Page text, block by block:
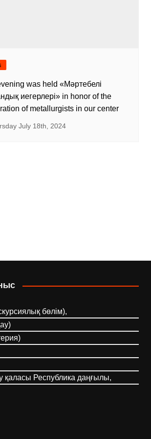
was held «Мәртебелі
иегерлері» in honor of the
of metallurgists in our center
July 18th, 2024
бөлім),
қаласы Республика даңғылы,